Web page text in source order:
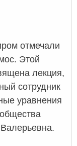
отмечали
Этой
лекция,
сотрудник
уравнения